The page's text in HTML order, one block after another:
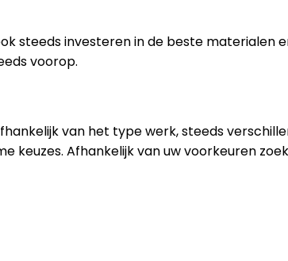
steeds investeren in de beste materialen
voorop.
van het type werk, steeds
keuzes. Afhankelijk van uw voorkeuren